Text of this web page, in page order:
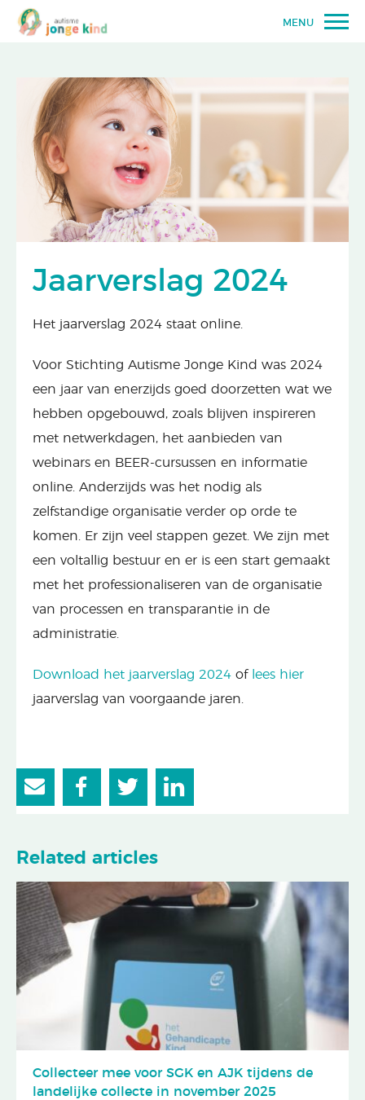
MENU
Jaarverslag 2024
Het jaarverslag 2024 staat online.
Voor Stichting Autisme Jonge Kind was 2024
een jaar van enerzijds goed doorzetten wat we
hebben opgebouwd, zoals blijven inspireren
met netwerkdagen, het aanbieden van
webinars en BEER-cursussen en informatie
online. Anderzijds was het nodig als
zelfstandige organisatie verder op orde te
komen. Er zijn veel stappen gezet. We zijn met
een voltallig bestuur en er is een start gemaakt
met het professionaliseren van de organisatie
van processen en transparantie in de
administratie.
Download het jaarverslag 2024 of lees hier
jaarverslag van voorgaande jaren.
Related articles
Collecteer mee voor SGK en AJK tijdens de
landelijke collecte in november 2025